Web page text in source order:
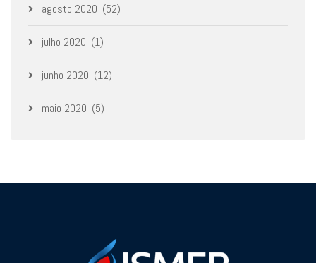
agosto 2020 (52)
julho 2020 (1)
junho 2020 (12)
maio 2020 (5)